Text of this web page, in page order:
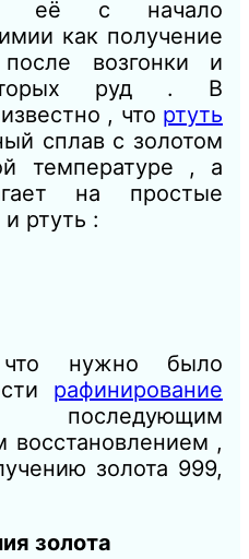
, её с начало
как получение
возгонки и
руд . В
, что ртуть
сплав с золотом
температуре , а
на простые
ртуть :
нужно было
рафинирование
восстановлением ,
золота 999,
золота